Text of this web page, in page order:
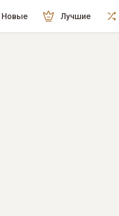
Новые Лучшие